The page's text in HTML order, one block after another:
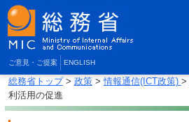
ご意見・ご提案 ENGLISH
総務省トップ> 政策>情報通信(ICT政策) >
利活用の促進